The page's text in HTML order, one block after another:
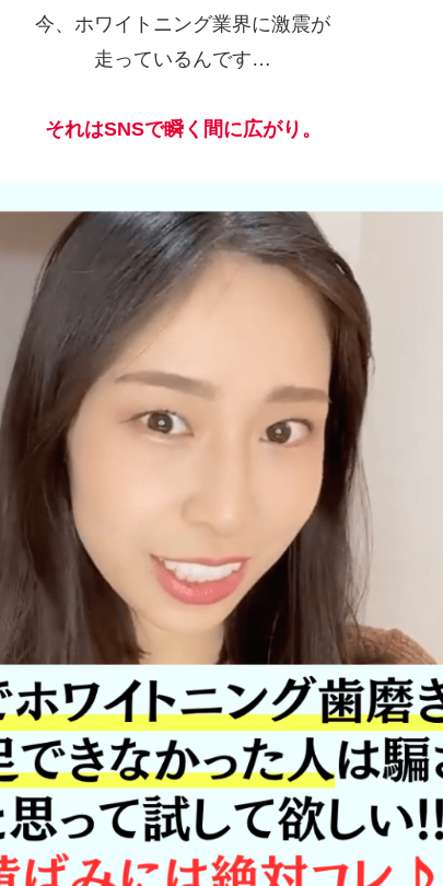
今、ホワイトニング業界に激震が
走っているんです…
それはSNSで瞬く間に広がり。